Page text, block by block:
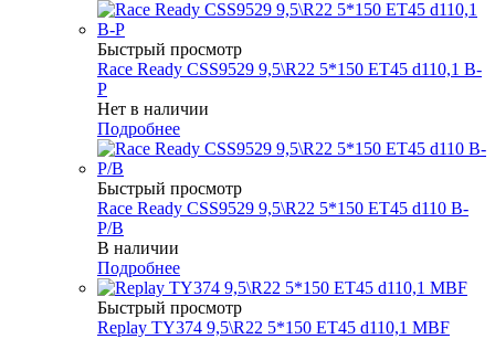
Быстрый просмотр
Race Ready CSS9529 9,5\R22 5*150 ET45 d110,1 B-
P
Нет в наличии
Подробнее
Быстрый просмотр
Race Ready CSS9529 9,5\R22 5*150 ET45 d110 B-
P/B
В наличии
Подробнее
Быстрый просмотр
Replay TY374 9,5\R22 5*150 ET45 d110,1 MBF